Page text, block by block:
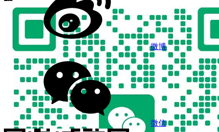
微博
微信